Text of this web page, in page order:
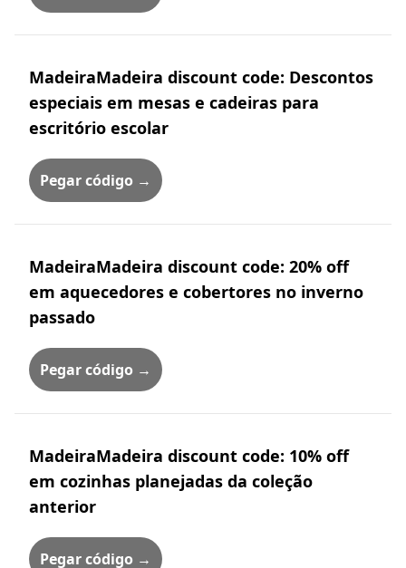
MadeiraMadeira discount code: Descontos
especiais em mesas e cadeiras para
escritório escolar
Pegar código →
MadeiraMadeira discount code: 20% off
em aquecedores e cobertores no inverno
passado
Pegar código →
MadeiraMadeira discount code: 10% off
em cozinhas planejadas da coleção
anterior
Pegar código →